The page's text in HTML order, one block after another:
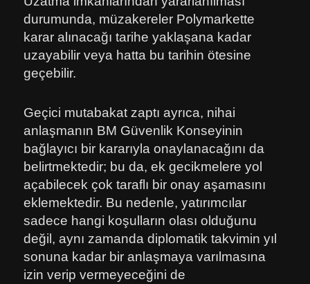
durumunda, müzakereler Polymarkette
karar alınacağı tarihe yaklaşana kadar
uzayabilir veya hatta bu tarihin ötesine
geçebilir.
Geçici mutabakat zaptı ayrıca, nihai
anlaşmanın BM Güvenlik Konseyinin
bağlayıcı bir kararıyla onaylanacağını da
belirtmektedir; bu da, ek gecikmelere yol
açabilecek çok taraflı bir onay aşamasını
eklemektedir. Bu nedenle, yatırımcılar
sadece hangi koşulların olası olduğunu
değil, aynı zamanda diplomatik takvimin yıl
sonuna kadar bir anlaşmaya varılmasına
izin verip vermeyeceğini de